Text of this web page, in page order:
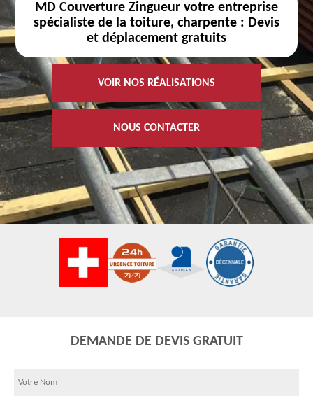
MD Couverture Zingueur votre entreprise
spécialiste de la toiture, charpente : Devis
et déplacement gratuits
VOIR NOS RÉALISATIONS
NOUS CONTACTER
DEMANDE DE DEVIS GRATUIT